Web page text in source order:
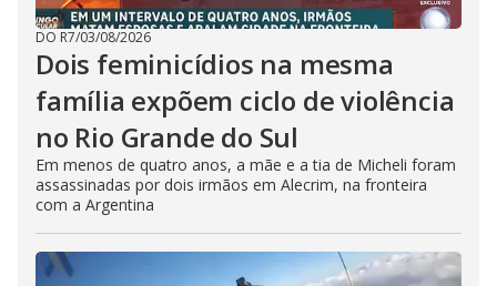
DO R7/03/08/2026
Dois feminicídios na mesma
família expõem ciclo de violência
no Rio Grande do Sul
Em menos de quatro anos, a mãe e a tia de Micheli foram
assassinadas por dois irmãos em Alecrim, na fronteira
com a Argentina